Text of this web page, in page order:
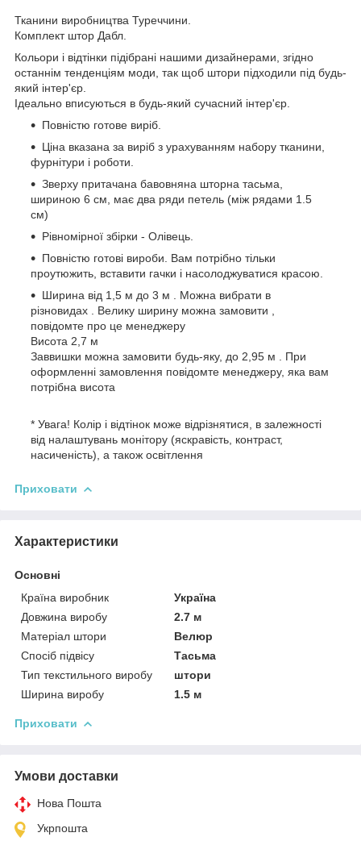
Тканини виробництва Туреччини.
Комплект штор Дабл.
Кольори і відтінки підібрані нашими дизайнерами, згідно
останнім тенденціям моди, так щоб штори підходили під будь-
який інтер'єр.
Ідеально вписуються в будь-який сучасний інтер'єр.
Повністю готове виріб.
Ціна вказана за виріб з урахуванням набору тканини,
фурнітури і роботи.
Зверху притачана бавовняна шторна тасьма,
шириною 6 см, має два ряди петель (між рядами 1.5
см)
Рівномірної збірки - Олівець.
Повністю готові вироби. Вам потрібно тільки
проутюжить, вставити гачки і насолоджуватися красою.
Ширина від 1,5 м до 3 м . Можна вибрати в
різновидах . Велику ширину можна замовити ,
повідомте про це менеджеру
Висота 2,7 м
Заввишки можна замовити будь-яку, до 2,95 м . При
оформленні замовлення повідомте менеджеру, яка вам
потрібна висота
* Увага! Колір і відтінок може відрізнятися, в залежності
від налаштувань монітору (яскравість, контраст,
насиченість), а також освітлення
Приховати
Характеристики
Основні
Країна виробник
Україна
Довжина виробу
2.7 м
Матеріал штори
Велюр
Спосіб підвісу
Тасьма
Тип текстильного виробу
штори
Ширина виробу
1.5 м
Приховати
Умови доставки
Нова Пошта
Укрпошта